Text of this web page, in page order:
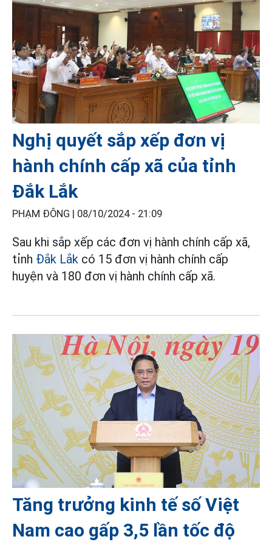
Nghị quyết sắp xếp đơn vị
hành chính cấp xã của tỉnh
Đắk Lắk
PHẠM ĐÔNG | 08/10/2024 - 21:09
Sau khi sắp xếp các đơn vị hành chính cấp xã,
tỉnh Đắk Lắk có 15 đơn vị hành chính cấp
huyện và 180 đơn vị hành chính cấp xã.
Tăng trưởng kinh tế số Việt
Nam cao gấp 3,5 lần tốc độ